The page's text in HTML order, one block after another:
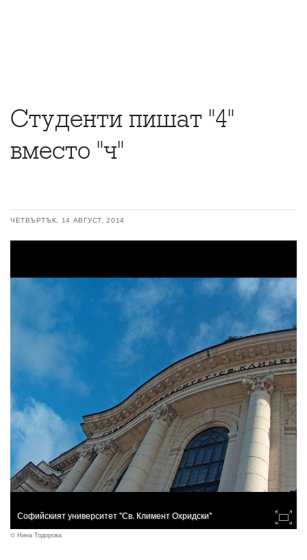
Студенти пишат "4"
вместо "ч"
ЧЕТВЪРТЪК, 14 АВГУСТ, 2014
Софийският университет "Св. Климент Охридски"
© Нина Тодорова